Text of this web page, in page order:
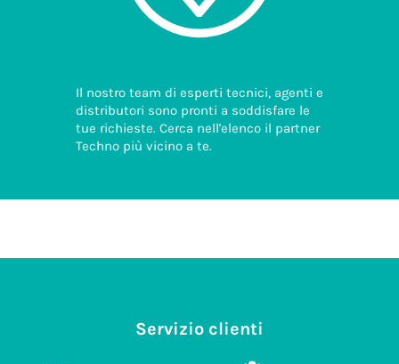
Il nostro team di esperti tecnici, agenti e
distributori sono pronti a soddisfare le
tue richieste. Cerca nell'elenco il partner
Techno più vicino a te.
Servizio clienti